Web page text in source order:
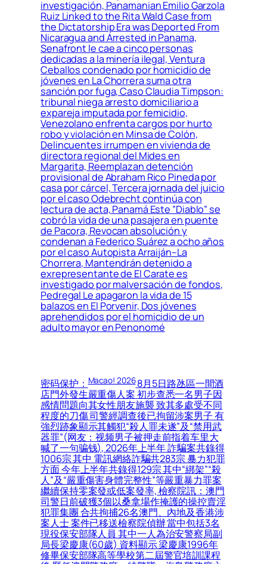
investigación, Panamanian Emilio Garzola
Ruiz Linked to the Rita Wald Case from
the Dictatorship Era was Deported From
Nicaragua and Arrested in Panama,
Senafront le cae a cinco personas
dedicadas a la minería ilegal, Ventura
Ceballos condenado por homicidio de
jóvenes en La Chorrera suma otra
sanción por fuga, Caso Claudia Timpson:
tribunal niega arresto domiciliario a
expareja imputada por femicidio,
Venezolano enfrenta cargos por hurto
robo y violación en Minsa de Colón,
Delincuentes irrumpen en vivienda de
directora regional del Mides en
Margarita, Reemplazan detención
provisional de Abraham Rico Pineda por
casa por cárcel, Tercera jornada del juicio
por el caso Odebrecht continúa con
lectura de acta, Panamá Este ”Diablo” se
cobró la vida de una pasajera en puente
de Pacora, Revocan absolución y
condenan a Federico Suárez a ocho años
por el caso Autopista Arraiján–La
Chorrera, Mantendrán detenido a
exrepresentante de El Carate es
investigado por malversación de fondos,
Pedregal Le apagaron la vida de 15
balazos en El Porvenir, Dos jóvenes
aprehendidos por el homicidio de un
adulto mayor en Penonomé
密码保护：Macao! 20268月5日路氹區一間酒
店門外發生嚴重傷人案 初步查悉一名男子因
感情問題向其女性朋友施襲 致其多處受不同
程度的刀傷 司警經調查後已拘留涉案男子 有
強烈跡象顯示其觸犯“殺人罪未遂”及“禁用武
器罪”(网友：视频男子被押走前指着车里大
喊了一句骗钱), 2026年上半年 詐騙案共錄得
1006宗 其中 電訊網絡詐騙共283宗 暴力犯罪
方面 今年上半年共錄得129宗 其中“綁架”“殺
人”及“嚴重傷害身體完整性”等嚴重暴力罪案
繼續保持零案發或低案發率, 檢察院訊：澳門
司警日前破獲3個以桑拿場作掩護的操控賣淫
犯罪集團 合共拘捕26名澳門、內地及香港涉
案人士 案件已移送檢察院偵辦 當中包括3名
現役保安部隊人員 其中一人為治安警察局副
局長梁慶康(60歲) 資料顯示 梁慶康1996年
修畢保安部隊高等學校第二屆警官培訓課程